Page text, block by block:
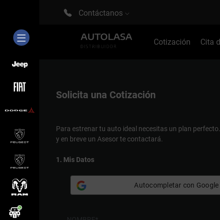
Contáctanos
Cotización Cita
Solicita una Cotización
Para estrenar tu auto ideal necesitas un plan perfecto.
y en breve un Asesor te contactará.
1. Mis Datos
Autocompletar con Google